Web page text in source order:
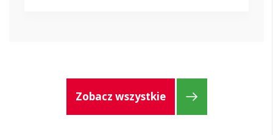
Zobacz wszystkie